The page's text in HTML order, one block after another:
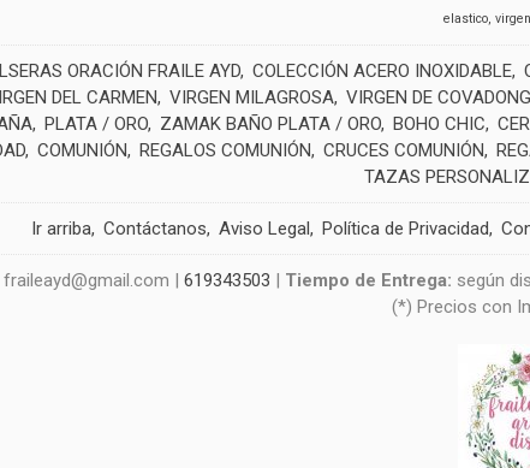
elastico virgen
ORACIÓN FRAILE AYD COLECCIÓN ACERO INOXIDABLE
DEL CARMEN VIRGEN MILAGROSA VIRGEN DE
PLATA / ORO ZAMAK BAÑO PLATA / ORO BOHO CHIC
COMUNIÓN REGALOS COMUNIÓN CRUCES COMUNIÓN
TAZAS
Ir arriba Contáctanos Aviso Legal Política de Privacidad
fraileayd@gmail.com |619343503 | Tiempo de Entrega: según
(*) Precios con